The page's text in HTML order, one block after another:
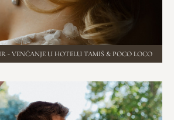
- VENČANJE U HOTELU TAMIŠ & POCO LOCO